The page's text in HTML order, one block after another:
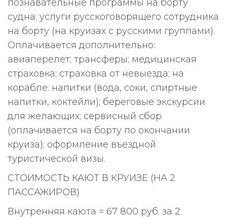
познавательные программы на борту
судна; услуги русскоговорящего сотрудника
на борту (на круизах с русскими группами).
Оплачивается дополнительно:
авиаперелет; трансферы; медицинская
страховка; страховка от невыезда; на
корабле: напитки (вода, соки, спиртные
напитки, коктейли); береговые экскурсии
для желающих; сервисный сбор
(оплачивается на борту по окончании
круиза); оформление въездной
туристической визы.
СТОИМОСТЬ КАЮТ В КРУИЗЕ (НА 2
ПАССАЖИРОВ)
Внутренняя каюта = 67 800 руб. за 2